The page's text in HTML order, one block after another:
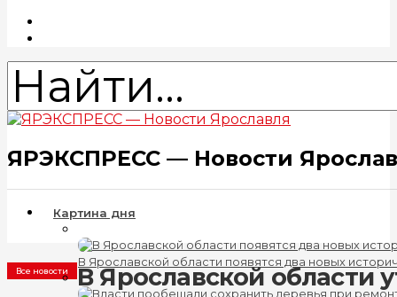
ЯРЭКСПРЕСС — Новости
Картина дня
В Ярославской области появятся два новых
Все новости В Ярославской области